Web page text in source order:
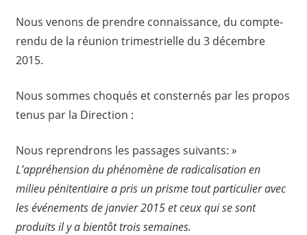
Nous venons de prendre connaissance, du compte-
rendu de la réunion trimestrielle du 3 décembre
2015.
Nous sommes choqués et consternés par les propos
tenus par la Direction :
Nous reprendrons les passages suivants: »
L’appréhension du phénomène de radicalisation en
milieu pénitentiaire a pris un prisme tout particulier avec
les événements de janvier 2015 et ceux qui se sont
produits il y a bientôt trois semaines.